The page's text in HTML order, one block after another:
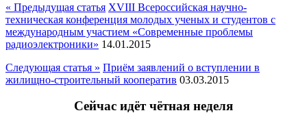
« Предыдущая статья XVIII Всероссийская научно-
техническая конференция молодых ученых и студентов с
международным участием «Современные проблемы
радиоэлектроники» 14.01.2015
Следующая статья » Приём заявлений о вступлении в
жилищно-строительный кооператив 03.03.2015
Сейчас идёт чётная неделя